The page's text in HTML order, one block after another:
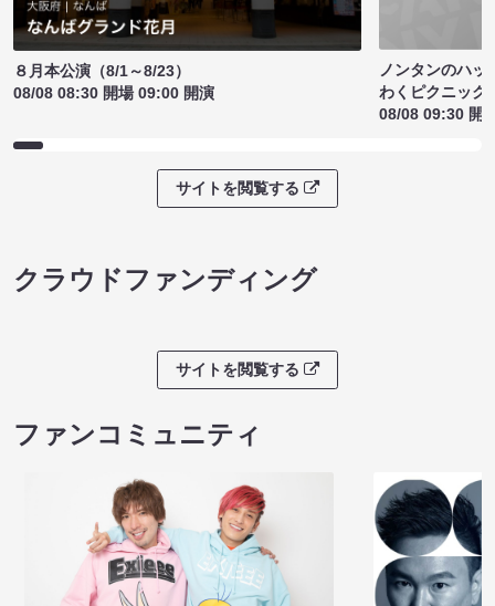
８月本公演（8/1～8/23）
08/08 08:30 開場 09:00 開演
ノンタンのハッ
わくピクニック
08/08 09:30 開
サイトを閲覧する
クラウドファンディング
サイトを閲覧する
ファンコミュニティ